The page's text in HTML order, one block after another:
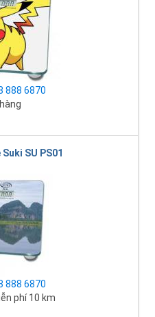
888 6870
SU PS01
888 6870
phí 10 km